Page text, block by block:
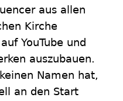
aus allen
Kirche
YouTube und
auszubauen.
Namen hat,
an den Start